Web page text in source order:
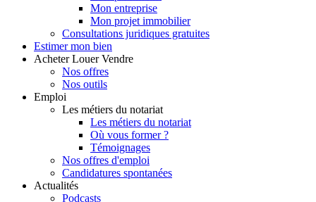
Mon entreprise
Mon projet immobilier
Consultations juridiques gratuites
Estimer mon bien
Acheter Louer Vendre
Nos offres
Nos outils
Emploi
Les métiers du notariat
Les métiers du notariat
Où vous former ?
Témoignages
Nos offres d'emploi
Candidatures spontanées
Actualités
Podcasts